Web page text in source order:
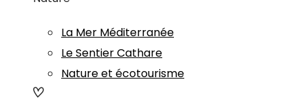
La Mer Méditerranée
Le Sentier Cathare
Nature et écotourisme